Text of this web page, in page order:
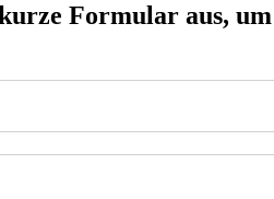
Formular aus,